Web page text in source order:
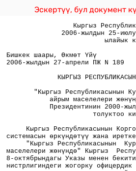
Эскертүү, бул документ